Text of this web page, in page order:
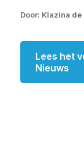
Door: Klazina de
Lees het
Nieuws